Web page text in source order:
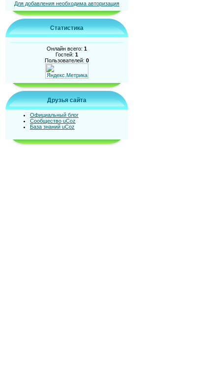
Для добавления необходима авторизация
Статистика
Онлайн всего: 1
Гостей: 1
Пользователей: 0
Друзья сайта
Официальный блог
Сообщество uCoz
База знаний uCoz